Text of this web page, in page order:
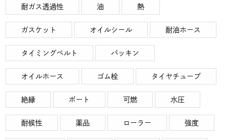
耐ガス透過性 油 熱
ガスケット オイルシール 耐油ホース
タイミングベルト パッキン
オイルホース ゴム栓 タイヤチューブ
絶縁 ボート 可燃 水圧
耐候性 薬品 ローラー 強度